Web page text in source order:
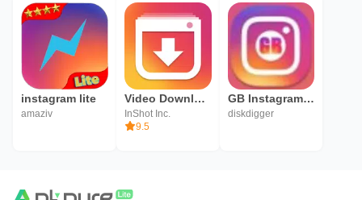
instagram lite
amaziv
Video Downloader for Instagram
InShot Inc.
9.5
GB Instagram guide
diskdigger